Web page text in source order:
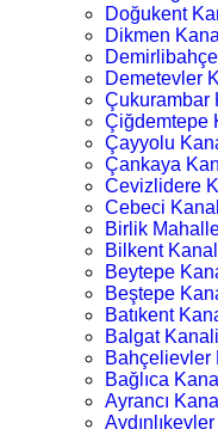
Doğukent
Dikmen
Demetevler
Çukurambar
Çiğdemtepe
Çayyolu
Çankaya
Cevizlidere
Cebeci
Birlik
Bilkent
Beytepe
Beştepe
Batıkent
Balgat
Bahçelievler
Bağlıca
Ayrancı